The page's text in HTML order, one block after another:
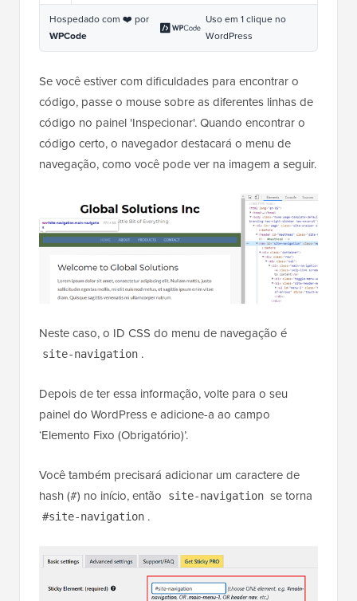
Hospedado com ❤️ por
WPCode
Uso em 1 clique no
WordPress
Se você estiver com dificuldades para encontrar o
código, passe o mouse sobre as diferentes linhas de
código no painel 'Inspecionar'. Quando encontrar o
código certo, o navegador destacará o menu de
navegação, como você pode ver na imagem a seguir.
Neste caso, o ID CSS do menu de navegação é
site-navigation .
Depois de ter essa informação, volte para o seu
painel do WordPress e adicione-a ao campo
‘Elemento Fixo (Obrigatório)’.
Você também precisará adicionar um caractere de
hash (#) no início, então
site-navigation se torna
#site-navigation .